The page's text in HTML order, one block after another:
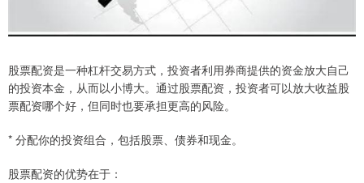
股票配资是一种杠杆交易方式，投资者利用券商提供的资金放大自己
的投资本金，从而以小博大。通过股票配资，投资者可以放大收益股
票配资哪个好，但同时也要承担更高的风险。
* 分配你的投资组合，包括股票、债券和现金。
股票配资的优势在于：